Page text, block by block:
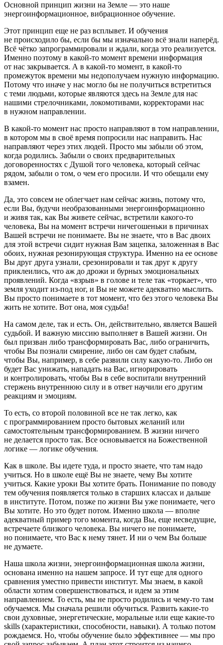
Основной принцип жизни на Земле — это наше
энергоинформационное, вибрационное обучение.
Этот принцип еще не раз всплывет. И обучения
не происходило бы, если бы мы изначально всё знали наперёд.
Всё чётко запрограммировали и ждали, когда это реализуется.
Именно поэтому в какой-то момент времени информация
от нас закрывается. А в какой-то момент, в какой-то
промежуток времени мы недополучаем нужную информацию.
Потому что иначе у нас могло бы не получиться встретиться
с теми людьми, которые являются здесь на Земле для нас
нашими стрелочниками, локомотивами, корректорами нас
в нужном направлении.
В какой-то момент нас просто направляют в том направлении,
в котором мы в своё время попросили нас направить. Нас
направляют через этих людей. Просто мы забыли об этом,
когда родились. Забыли о своих предварительных
договоренностях с Душой того человека, который сейчас
рядом, забыли о том, о чем его просили. И что обещали ему
взамен.
Да, это совсем не облегчает нам сейчас жизнь, потому что,
если Вы, будучи необразованными энергоинформационно
и живя так, как Вы живете сейчас, встретили какого-то
человека, Вы на момент встречи ничегошеньки в причинах
Вашей встречи не понимаете. Вы не знаете, что в Вас двоих
для этой встречи сидит нужная Вам зацепка, заложенная в Вас
обоих, нужная резонирующая структура. Именно на ее основе
Вы друг друга узнали, срезонировали и так друг к другу
приклеились, что аж до дрожи и бурных эмоциональных
проявлений. Когда «взрыв» в голове и теле так «торкает», что
земля уходит из-под ног, и Вы не можете адекватно мыслить.
Вы просто понимаете в тот момент, что без этого человека Вы
жить не хотите. Вот она, моя судьба!
На самом деле, так и есть. Он, действительно, является Вашей
судьбой. И важную миссию выполняет в Вашей жизни. Он
был призван либо трансформировать Вас, либо ограничить,
чтобы Вы познали смирение, либо он сам будет слабым,
чтобы Вы, например, в себе развили силу какую-то. Либо он
будет Вас унижать, нападать на Вас, игнорировать
и контролировать, чтобы Вы в себе воспитали внутренний
стержень внутреннюю силу и в ответ научили его другим
реакциям и эмоциям.
То есть, со второй половиной все не так легко, как
с программированием просто бытовых желаний или
самостоятельным трансформированием. В жизни ничего
не делается просто так. Все основывается на Божественной
логике — логике обучения.
Как в школе. Вы идете туда, и просто знаете, что там надо
учиться. Но в школе ещё Вы не знаете, чему Вы хотите
учиться. Какие уроки Вы хотите брать. Понимание по поводу
тем обучения появляется только в старших классах и дальше
в институте. Потом, позже по жизни Вы уже понимаете, чего
Вы хотите. Но это будет потом. Именно школа — вполне
адекватный пример того момента, когда Вы, еще несведущие,
встречаете близкого человека. Вы ничего не понимаете,
но понимаете, что Вас к нему тянет. И ни о чем Вы больше
не думаете.
Наша школа жизни, энергоинформационная школа жизни,
основана именно на нашем запросе. И тут еще для одного
сравнения уместно привести институт. Мы знаем, в какой
области хотим совершенствоваться, и идем за этим
направлением. То есть, мы не просто родились и чему-то там
обучаемся. Мы сначала решили обучиться. Развить какие-то
свои духовные, энергетические, моральные или еще какие-то
skills (характеристики, способности, навыки). А только потом
рождаемся. Но, чтобы обучение было эффективнее — мы про